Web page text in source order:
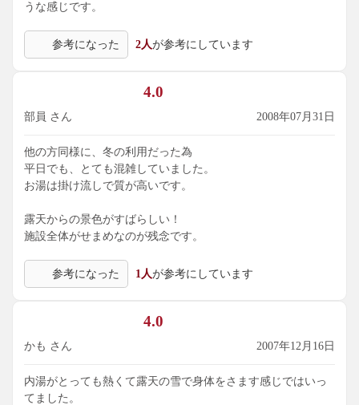
うな感じです。
参考になった 2人が参考にしています
4.0
部員 さん 2008年07月31日
他の方同様に、冬の利用だった為
平日でも、とても混雑していました。
お湯は掛け流しで質が高いです。
露天からの景色がすばらしい！
施設全体がせまめなのが残念です。
参考になった 1人が参考にしています
4.0
かも さん 2007年12月16日
内湯がとっても熱くて露天の雪で身体をさます感じではいっ
てました。